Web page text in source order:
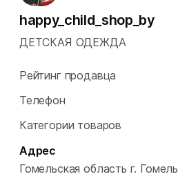
happy_child_shop_by
ДЕТСКАЯ ОДЕЖДА
Рейтинг продавца
Телефон
Категории товаров
Адрес
Гомельская область г. Гомель